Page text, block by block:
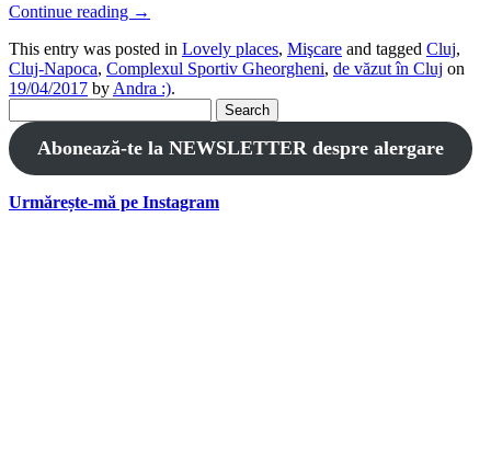
Continue reading →
This entry was posted in Lovely places, Mişcare and tagged Cluj,
Cluj-Napoca, Complexul Sportiv Gheorgheni, de văzut în Cluj on
19/04/2017 by Andra :).
for:
Abonează-te la NEWSLETTER despre alergare
Urmărește-mă pe Instagram